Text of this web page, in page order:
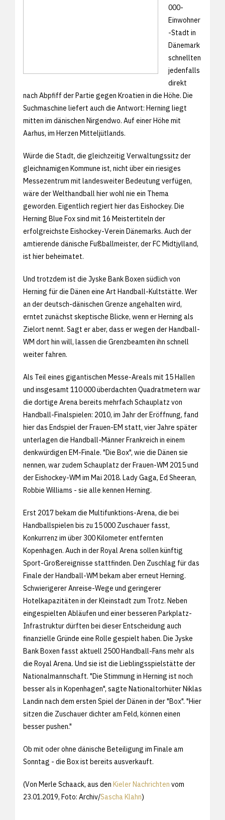
000-
Einwohner
-Stadt in
Dänemark
schnellten
jedenfalls
direkt
nach Abpfiff der Partie gegen Kroatien in die Höhe. Die
Suchmaschine liefert auch die Antwort: Herning liegt
mitten im dänischen Nirgendwo. Auf einer Höhe mit
Aarhus, im Herzen Mitteljütlands.
Würde die Stadt, die gleichzeitig Verwaltungssitz der
gleichnamigen Kommune ist, nicht über ein riesiges
Messezentrum mit landesweiter Bedeutung verfügen,
wäre der Welthandball hier wohl nie ein Thema
geworden. Eigentlich regiert hier das Eishockey. Die
Herning Blue Fox sind mit 16 Meistertiteln der
erfolgreichste Eishockey-Verein Dänemarks. Auch der
amtierende dänische Fußballmeister, der FC Midtjylland,
ist hier beheimatet.
Und trotzdem ist die Jyske Bank Boxen südlich von
Herning für die Dänen eine Art Handball-Kultstätte. Wer
an der deutsch-dänischen Grenze angehalten wird,
erntet zunächst skeptische Blicke, wenn er Herning als
Zielort nennt. Sagt er aber, dass er wegen der Handball-
WM dort hin will, lassen die Grenzbeamten ihn schnell
weiter fahren.
Als Teil eines gigantischen Messe-Areals mit 15 Hallen
und insgesamt 110 000 überdachten Quadratmetern war
die dortige Arena bereits mehrfach Schauplatz von
Handball-Finalspielen: 2010, im Jahr der Eröffnung, fand
hier das Endspiel der Frauen-EM statt, vier Jahre später
unterlagen die Handball-Männer Frankreich in einem
denkwürdigen EM-Finale. "Die Box", wie die Dänen sie
nennen, war zudem Schauplatz der Frauen-WM 2015 und
der Eishockey-WM im Mai 2018. Lady Gaga, Ed Sheeran,
Robbie Williams - sie alle kennen Herning.
Erst 2017 bekam die Multifunktions-Arena, die bei
Handballspielen bis zu 15 000 Zuschauer fasst,
Konkurrenz im über 300 Kilometer entfernten
Kopenhagen. Auch in der Royal Arena sollen künftig
Sport-Großereignisse stattfinden. Den Zuschlag für das
Finale der Handball-WM bekam aber erneut Herning.
Schwierigerer Anreise-Wege und geringerer
Hotelkapazitäten in der Kleinstadt zum Trotz. Neben
eingespielten Abläufen und einer besseren Parkplatz-
Infrastruktur dürften bei dieser Entscheidung auch
finanzielle Gründe eine Rolle gespielt haben. Die Jyske
Bank Boxen fasst aktuell 2500 Handball-Fans mehr als
die Royal Arena. Und sie ist die Lieblingsspielstätte der
Nationalmannschaft. "Die Stimmung in Herning ist noch
besser als in Kopenhagen", sagte Nationaltorhüter Niklas
Landin nach dem ersten Spiel der Dänen in der "Box". "Hier
sitzen die Zuschauer dichter am Feld, können einen
besser pushen."
Ob mit oder ohne dänische Beteiligung im Finale am
Sonntag - die Box ist bereits ausverkauft.
(Von Merle Schaack, aus den Kieler Nachrichten vom
23.01.2019, Foto: Archiv/Sascha Klahn)